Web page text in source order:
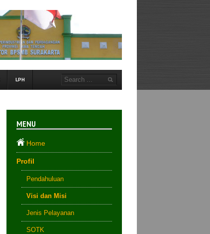
LPH
MENU
Home
Profil
Pendahuluan
Visi dan Misi
Jenis Pelayanan
SOTK